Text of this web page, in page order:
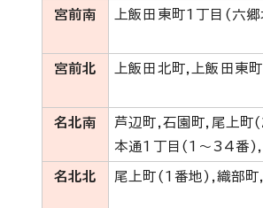
宮前南 上飯田東町1丁目(六
宮前北 上飯田北町,上飯田東
名北南
芦辺町,石園町,尾上町
本通1丁目(1～34番),
名北北 尾上町(1番地),織部